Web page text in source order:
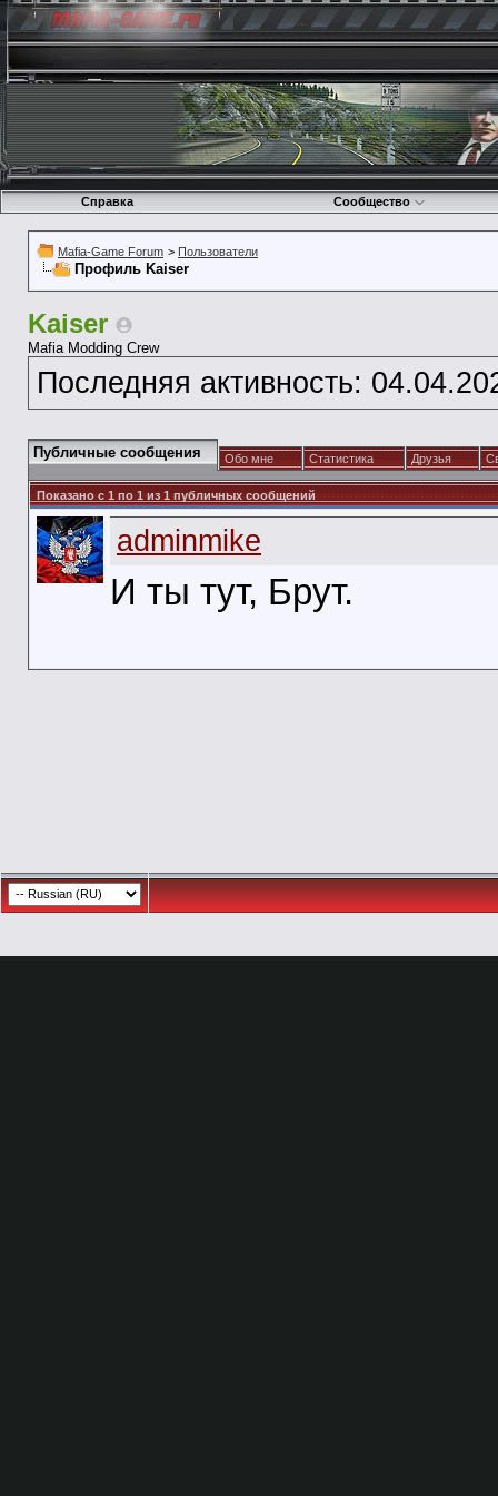
Справка Сообщество
Mafia-Game Forum > Пользователи
Профиль Kaiser
Kaiser
Mafia Modding Crew
Последняя активность:
Публичные сообщения Обо мне Статистика Друзья
Показано с 1 по1из1публичных сообщений
adminmike
И ты тут, Брут.